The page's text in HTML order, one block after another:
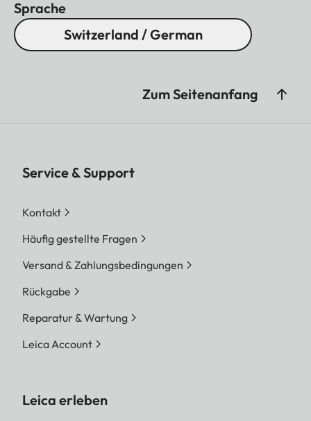
Sprache
Switzerland / German
Zum Seitenanfang
Service & Support
Kontakt
Häufig gestellte Fragen
Versand & Zahlungsbedingungen
Rückgabe
Reparatur & Wartung
Leica Account
Leica erleben